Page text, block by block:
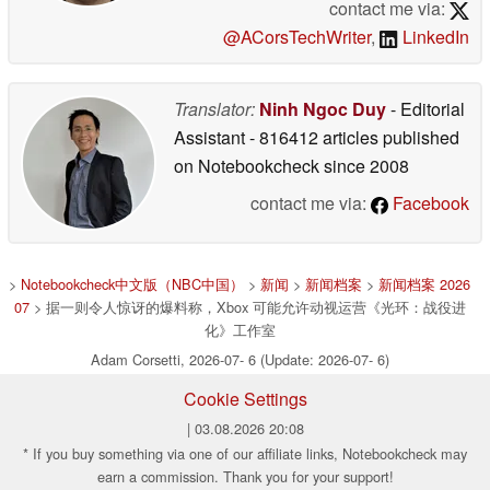
contact me via:
@ACorsTechWriter, LinkedIn
Translator: Ninh Ngoc Duy- Editorial
Assistant- 816412 articles published
on Notebookchecksince 2008
contact me via:
Facebook
> Notebookcheck中文版（NBC中国） > 新闻 > 新闻档案 > 新闻档案 2026
07> 据一则令人惊讶的爆料称，Xbox 可能允许动视运营《光环：战役进
化》工作室
Adam Corsetti, 2026-07- 6 (Update: 2026-07- 6)
Cookie Settings
| 03.08.2026 20:08
* If you buy something via one of our affiliate links, Notebookcheck may
earn a commission. Thank you for your support!